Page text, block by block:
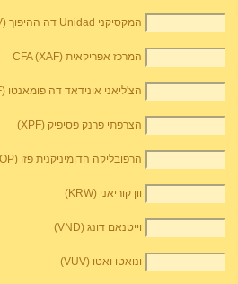
המקסיקני Unidad דה ההיפוך (MXV)
המרכז אפריקאית CFA (XAF)
הצ'ליאני אונידאד דה פומאנטו (CLF)
הצרפתי פרנק פסיפיק (XPF)
הרפובליקה הדומיניקנית פזו (DOP)
וון קוריאני (KRW)
וייטנאם דונג (VND)
ונואטו ואטו (VUV)